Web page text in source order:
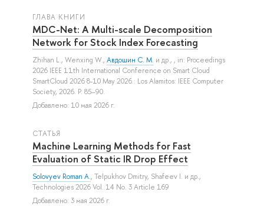
ГЛАВА КНИГИ
MDC-Net: A Multi-scale Decomposition
Network for Stock Index Forecasting
Zhihan L., Wenxing W., Авдошин С. М. и др., , in: Proceedings
2026 IEEE 11th International Conference on Smart Cloud
SmartCloud 2026 8-10 May 2026.: Los Alamitos: IEEE Computer
Society, 2026. P. 85–90.
Добавлено: 10 мая 2026 г.
СТАТЬЯ
Machine Learning Methods for Fast
Evaluation of Static IR Drop Effect
Solovyev Roman A., Telpukhov Dmitry, Shafeev I. и др.,
Technologies 2026 Vol. 14 No. 3 Article 169
Добавлено: 3 мая 2026 г.